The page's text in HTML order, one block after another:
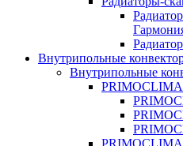
Внутрипольные
Внутрипольные
PRIMOCLIMA
PRIMOCLIMA